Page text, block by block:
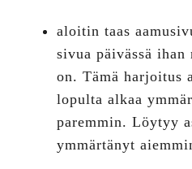
aloitin taas
sivua päivässä ihan
on. Tämä harjoitus
lopulta alkaa
paremmin. Löytyy
ymmärtänyt